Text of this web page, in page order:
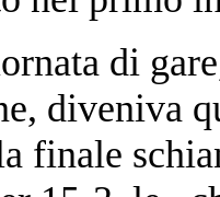
di
diveniva
finale